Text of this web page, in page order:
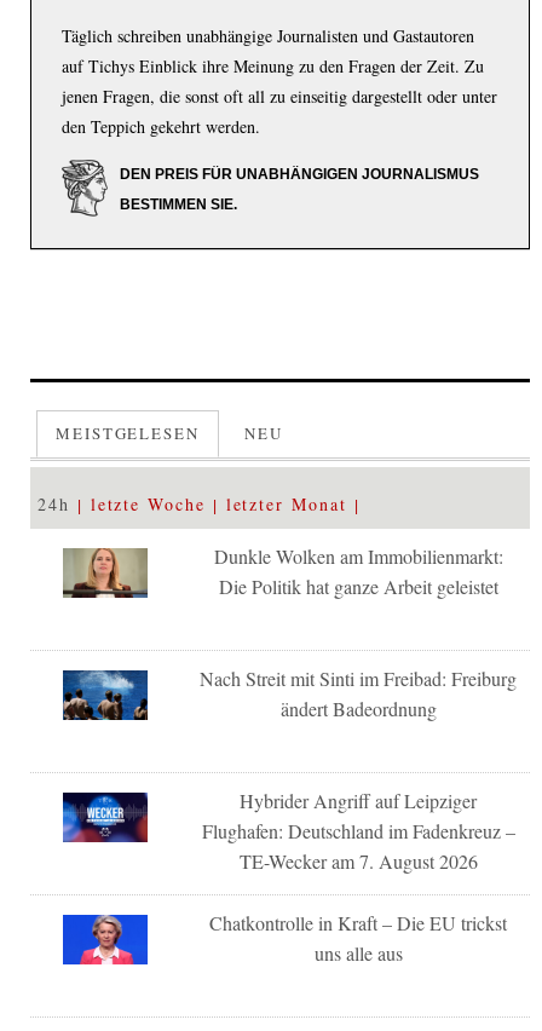
Täglich schreiben unabhängige Journalisten und Gastautoren
auf Tichys Einblick ihre Meinung zu den Fragen der Zeit. Zu
jenen Fragen, die sonst oft all zu einseitig dargestellt oder unter
den Teppich gekehrt werden.
DEN PREIS FÜR UNABHÄNGIGEN JOURNALISMUS
BESTIMMEN SIE.
MEISTGELESEN NEU
24h letzte Woche letzter Monat
Dunkle Wolken am Immobilienmarkt:
Die Politik hat ganze Arbeit geleistet
Nach Streit mit Sinti im Freibad: Freiburg
ändert Badeordnung
Hybrider Angriff auf Leipziger
Flughafen: Deutschland im Fadenkreuz –
TE-Wecker am 7. August 2026
Chatkontrolle in Kraft – Die EU trickst
uns alle aus